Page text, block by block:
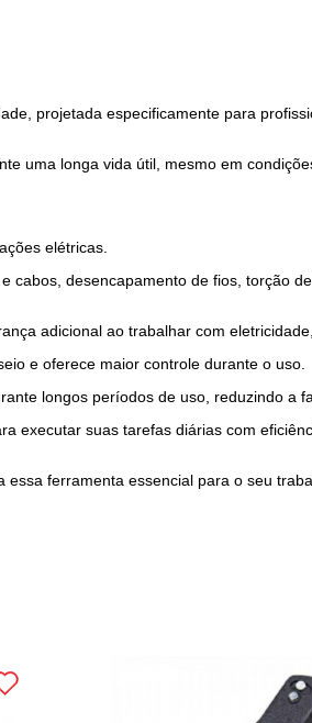
projetada especificamente para
uma longa vida útil, mesmo em
elétricas.
desencapamento de fios, torção
adicional ao trabalhar com
e oferece maior controle durante o uso.
longos períodos de uso, reduzindo a
suas tarefas diárias com
ferramenta essencial para o seu